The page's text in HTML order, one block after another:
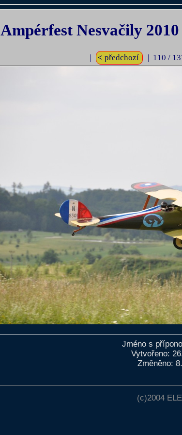
Ampérfest Nesvačily
< předchozí | 110 /
Jméno s
Vytvořeno:
Změněno:
(c)2004